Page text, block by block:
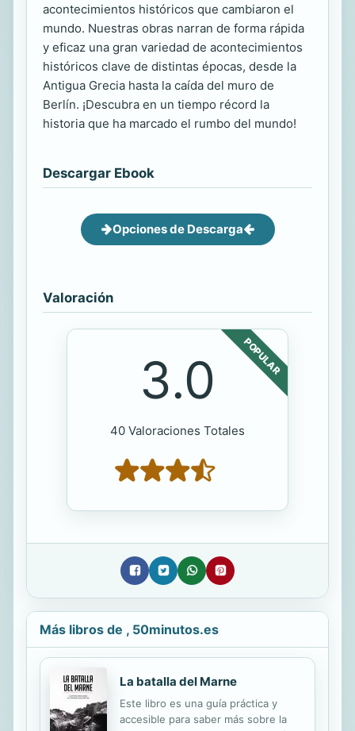
acontecimientos históricos que cambiaron el
mundo. Nuestras obras narran de forma rápida
y eficaz una gran variedad de acontecimientos
históricos clave de distintas épocas, desde la
Antigua Grecia hasta la caída del muro de
Berlín. ¡Descubra en un tiempo récord la
historia que ha marcado el rumbo del mundo!
Descargar Ebook
Opciones de Descarga
Valoración
POPULAR
3.0
40 Valoraciones Totales
Más libros de , 50minutos.es
La batalla del Marne
Este libro es una guía práctica y
accesible para saber más sobre la